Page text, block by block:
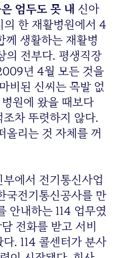
엄두도 못 내 신아
한 재활병원에서 4
께 생활하는 재활병
의 전부다. 평생직장
년 4월 모든 것을
비된 신씨는 목발 없
원에 왔을 때보다
차 뚜렷하지 않다.
올리는 것 자체를 꺼
에서 전기통신사업
국전기통신공사를 만
안내하는 114 업무였
전화를 받고 서비
. 114 콜센터가 분사